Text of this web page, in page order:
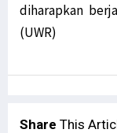
diharapkan
(UWR)
Share This